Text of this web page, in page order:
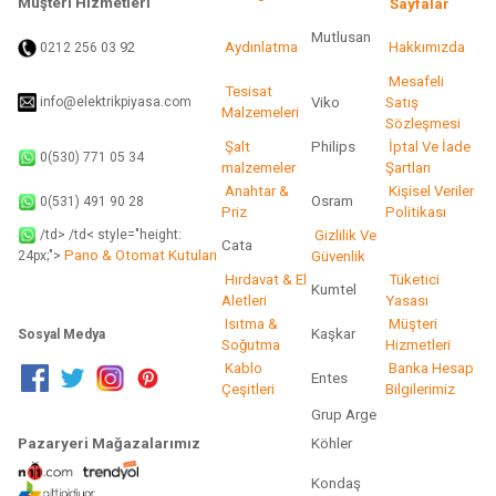
Sayfalar
0212 256 03 92 Aydınlatma
Mutlusan
Hakkımızda
info@elektrikpiyasa.com
Tesisat
Malzemeleri
Viko
Mesafeli
Satış
Sözleşmesi
0(530) 771 05 34
Şalt
malzemeler
Philips
İptal Ve İade
Şartları
0(531) 491 90 28
Anahtar &
Priz
Osram
Kişisel Veriler
Politikası
/td> /td< style="height:
24px;"> Pano & Otomat Kutuları
Cata
Gizlilik Ve
Güvenlik
Hırdavat & El
Aletleri
Kumtel
Tüketici
Yasası
Sosyal Medya
Isıtma &
Soğutma
Kaşkar
Müşteri
Hizmetleri
Kablo
Çeşitleri
Entes
Banka Hesap
Bilgilerimiz
Grup Arge
Pazaryeri Mağazalarımız
Köhler
Kondaş